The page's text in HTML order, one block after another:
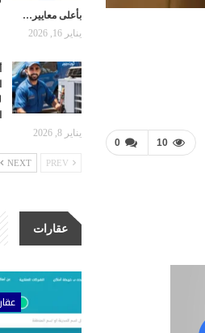
0 10
بأعلى معايير…
يناير 16, 2026
يناير 8, 2026
NEXT
عقارات